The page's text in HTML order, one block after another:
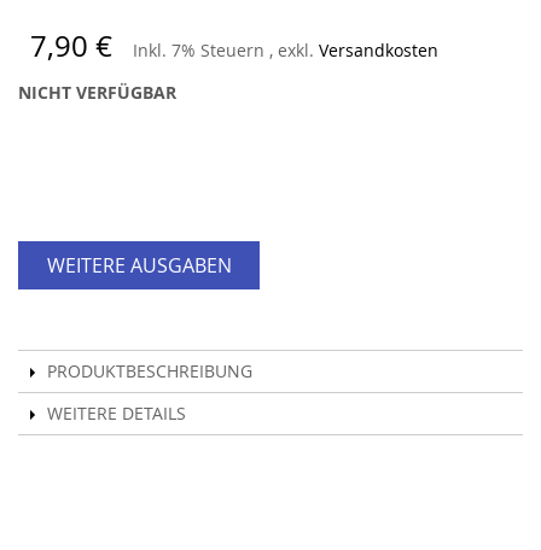
7,90 € Inkl. 7% Steuern , exkl. Versandkosten
NICHT VERFÜGBAR
WEITERE AUSGABEN
PRODUKTBESCHREIBUNG
WEITERE DETAILS